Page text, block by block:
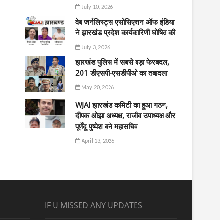
July 10, 2026
वेब जर्नलिस्ट्स एसोसिएशन ऑफ इंडिया
ने झारखंड प्रदेश कार्यकारिणी घोषित की
July 3, 2026
झारखंड पुलिस में सबसे बड़ा फेरबदल,
201 डीएसपी-एसडीपीओ का तबादला
May 20, 2026
WJAI झारखंड कमिटी का हुआ गठन,
दीपक ओझा अध्यक्ष, राजीव उपाध्यक्ष और
पूर्णेंदु पुष्पेश बने महासचिव
April 13, 2026
IF U MISSED ANY UPDATES